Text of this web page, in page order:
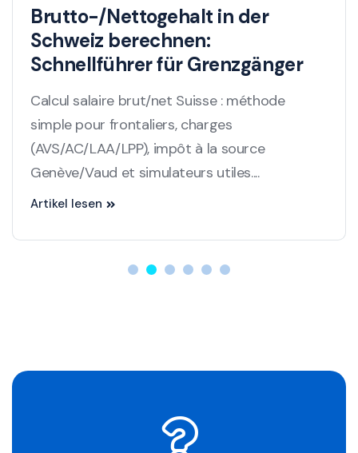
Brutto-/Nettogehalt in der
Schweiz berechnen:
Schnellführer für Grenzgänger
Calcul salaire brut/net Suisse : méthode
simple pour frontaliers, charges
(AVS/AC/LAA/LPP), impôt à la source
Genève/Vaud et simulateurs utiles....
Artikel lesen